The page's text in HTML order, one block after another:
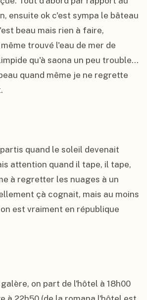
ensuite ok c'est sympa le bâteau
beau mais rien à faire,
trouvé l'eau de mer de
qu'à saona un peu trouble...
quand même je ne regrette
quand le soleil devenait
attention quand il tape, il tape,
à regretter les nuages à un
çà cognait, mais au moins
est vraiment en république
on part de l'hôtel à 18h00